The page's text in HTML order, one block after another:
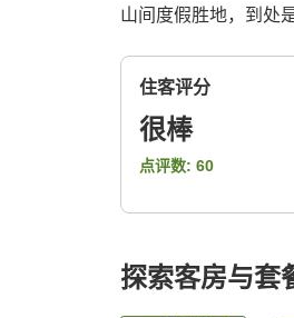
山间度假胜地，到处
住客评分
很棒
点评数: 60
探索客房与套